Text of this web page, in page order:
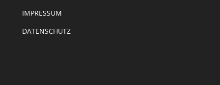
IMPRESSUM
DATENSCHUTZ